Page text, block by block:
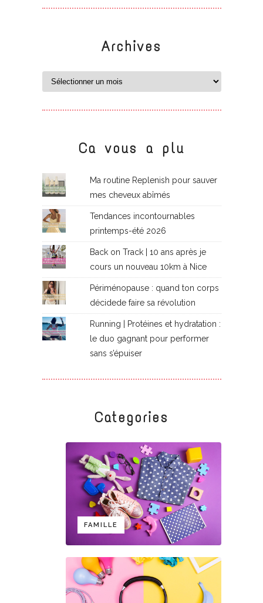
Archives
Ca vous a plu
Ma routine Replenish pour sauver
mes cheveux abîmés
Tendances incontournables
printemps-été 2026
Back on Track | 10 ans après je
cours un nouveau 10km à Nice
Périménopause : quand ton corps
décidede faire sa révolution
Running | Protéines et hydratation :
le duo gagnant pour performer
sans s’épuiser
Categories
FAMILLE